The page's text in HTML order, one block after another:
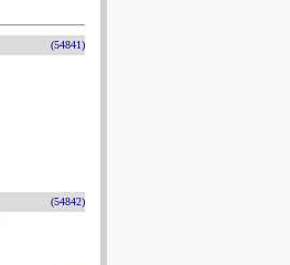
(54841)
(54842)